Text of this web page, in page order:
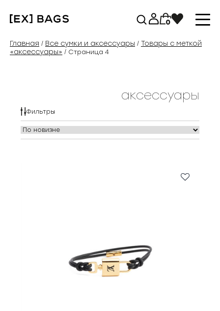
содержимому
0
Главная / Все сумки и аксессуары / Товары с меткой
«аксессуары» / Страница 4
аксессуары
Фильтры